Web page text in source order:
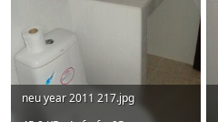
neu year 2011 217.jpg